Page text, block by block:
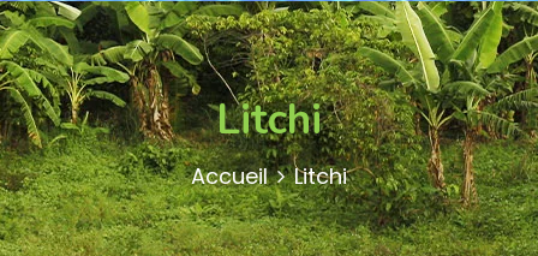
Litchi
Accueil Litchi